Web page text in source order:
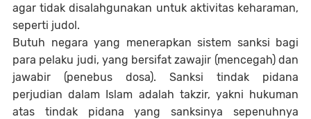
agar tidak disalahgunakan untuk aktivitas keharaman,
seperti judol.
Butuh negara yang menerapkan sistem sanksi bagi
para pelaku judi, yang bersifat zawajir (mencegah) dan
jawabir (penebus dosa). Sanksi tindak pidana
perjudian dalam Islam adalah takzir, yakni hukuman
atas tindak pidana yang sanksinya sepenuhnya